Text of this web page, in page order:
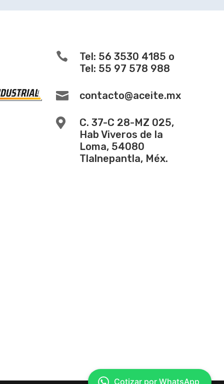

Tel: 56 3530 4185 o
Tel: 55 97 578 988
 contacto@aceite.mx

C. 37-C 28-MZ 025,
Hab Viveros de la
Loma, 54080
Tlalnepantla, Méx.
Cotizar por WhatsApp